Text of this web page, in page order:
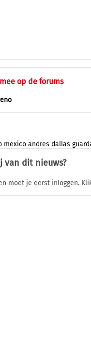
op de forums
mexico andres dallas
van dit nieuws?
moet je eerst inloggen.